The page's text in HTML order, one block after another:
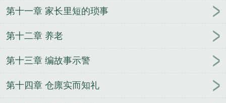
第十一章 家长里短的琐事
第十二章 养老
第十三章 编故事示警
第十四章 仓廪实而知礼